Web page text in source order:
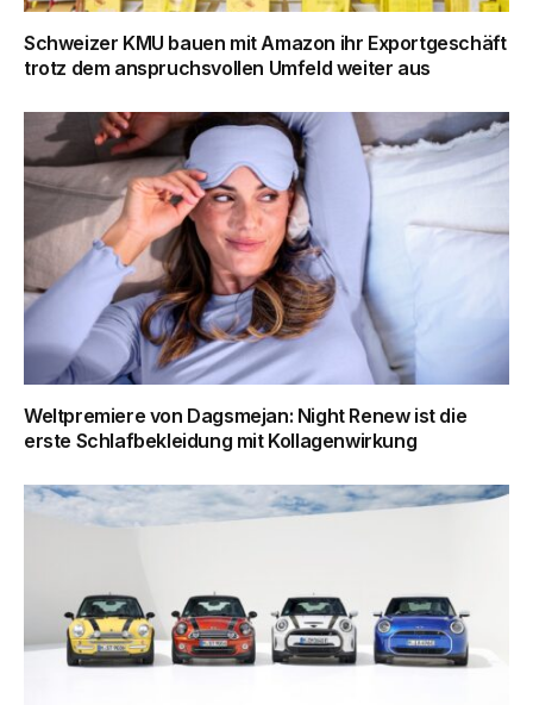
Schweizer KMU bauen mit Amazon ihr Exportgeschäft
trotz dem anspruchsvollen Umfeld weiter aus
Weltpremiere von Dagsmejan: Night Renew ist die
erste Schlafbekleidung mit Kollagenwirkung